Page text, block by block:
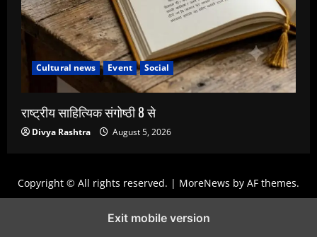
Cultural news Event Social
राष्ट्रीय साहित्यिक संगोष्ठी 8 से
Divya Rashtra August 5, 2026
Copyright © All rights reserved. | MoreNews by AF themes.
Exit mobile version